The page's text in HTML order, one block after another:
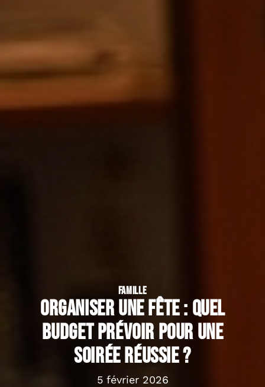
FAMILLE
Organiser une fête : quel
budget prévoir pour une
soirée réussie ?
5 février 2026